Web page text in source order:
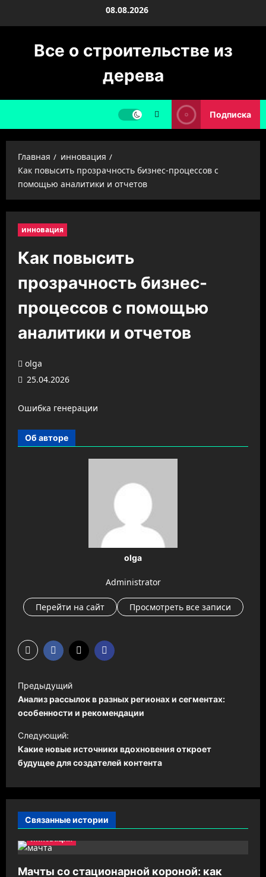
08.08.2026
Все о строительстве из
дерева
Подписка
Главная
инновация
Как повысить прозрачность бизнес-процессов с
помощью аналитики и отчетов
инновация
Как повысить
прозрачность бизнес-
процессов с помощью
аналитики и отчетов
olga
25.04.2026
Ошибка генерации
Об авторе
olga
Administrator
Перейти на сайт Просмотреть все записи
а
в
и
г
а
ц
я
з
Предыдущий
Анализ рассылок в разных регионах и сегментах:
особенности и рекомендации
Следующий:
Какие новые источники вдохновения откроет
будущее для создателей контента
Связанные истории
инновация
Мачты со стационарной короной: как